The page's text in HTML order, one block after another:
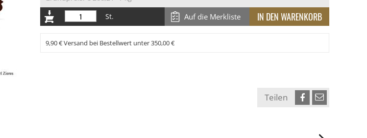
St.
Auf die Merkliste
9,90 € Versand bei Bestellwert unter 350,00 €
Teilen